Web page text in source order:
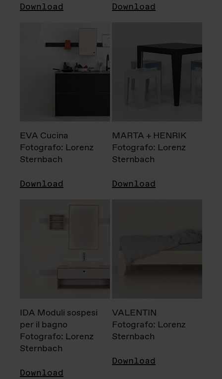
Download Download
EVA Cucina
Fotografo: Lorenz
Sternbach
Download
MARTA + HENRIK
Fotografo: Lorenz
Sternbach
Download
IDA Moduli sospesi
per il bagno
Fotografo: Lorenz
Sternbach
Download
VALENTIN
Fotografo: Lorenz
Sternbach
Download